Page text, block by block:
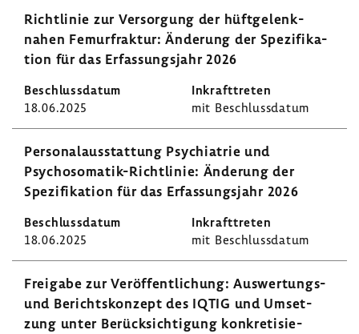
Richt­linie zur Versor­gung der hüft­ge­lenk­
nahen Femur­fraktur: Ände­rung der Spezi­fi­ka­
tion für das Erfas­sungs­jahr 2026
18.06.2025 mit Beschluss­datum
Perso­nal­aus­stat­tung Psych­ia­trie und
Psychosomatik-​Richtlinie: Ände­rung der
Spezi­fi­ka­tion für das Erfas­sungs­jahr 2026
18.06.2025 mit Beschluss­datum
Frei­gabe zur Veröf­fent­li­chung: Auswertungs-​
und Berichts­kon­zept des IQTIG und Umset­
zung unter Berück­sich­ti­gung konkre­ti­sie­